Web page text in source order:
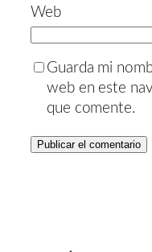
Web
Guarda mi
web en este
que comente.